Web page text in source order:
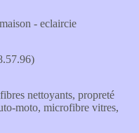
- eclaircie
nettoyants, propreté
moto, microfibre vitres,